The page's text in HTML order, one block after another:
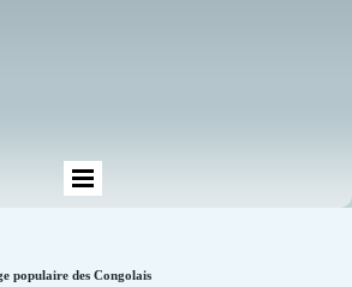
populaire des Congolais